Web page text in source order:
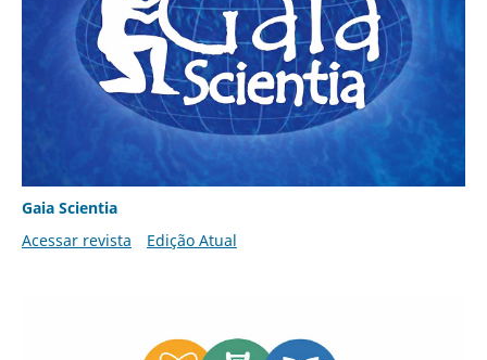
Gaia Scientia
Acessar revista
Edição Atual